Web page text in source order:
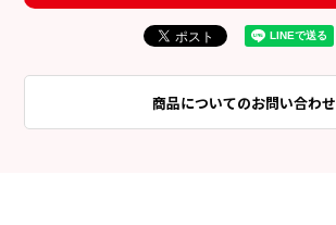
商品についてのお問い合わせ